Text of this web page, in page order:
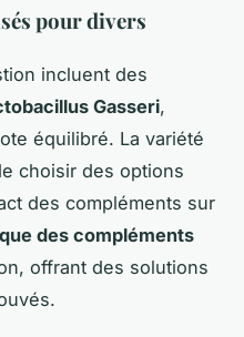
pour divers
incluent des
Gasseri,
équilibré. La variété
choisir des options
des compléments sur
des compléments
offrant des solutions